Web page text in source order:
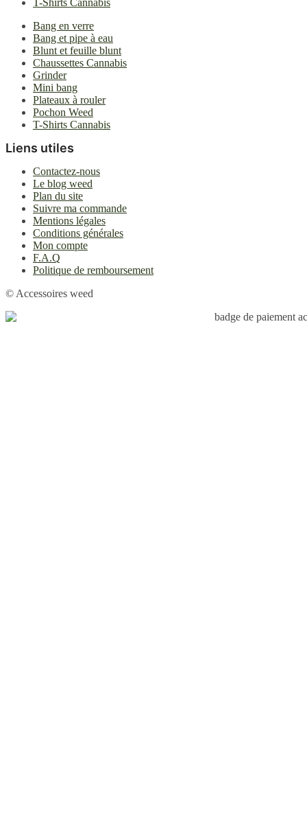
Bang en verre
Bang et pipe à eau
Blunt et feuille blunt
Chaussettes Cannabis
Grinder
Mini bang
Plateaux à rouler
Pochon Weed
T-Shirts Cannabis
Liens utiles
Contactez-nous
Le blog weed
Plan du site
Suivre ma commande
Mentions légales
Conditions générales
Mon compte
F.A.Q
Politique de remboursement
© Accessoires weed